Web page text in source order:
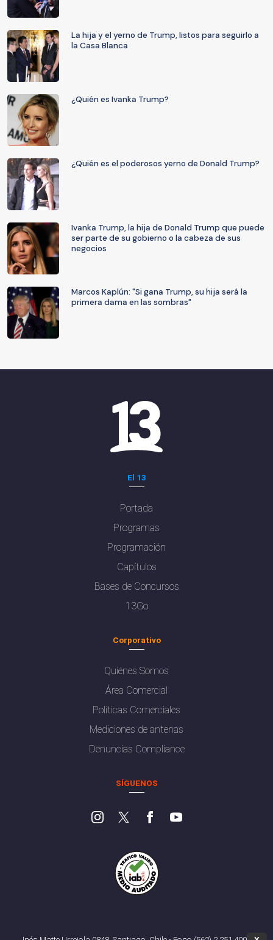
La hija y el yerno de Trump, listos para seguirlo a
la Casa Blanca
¿Quién es Ivanka Trump?
¿Quién es el poderosos yerno de Donald Trump?
Ivanka Trump, la hija de Donald Trump que puede
ser parte de su gobierno o la cabeza de sus
negocios
Marcos Kaplún: "Si gana Trump, su hija será la
primera dama en las sombras"
El 13
Portada
Programas
Programación
Capítulos
Bases de Concursos
13Go
Corporativo
Quiénes Somos
Área Comercial
Políticas Comerciales
Mediciones de antenas
Denuncias Compliance
SÍGUENOS